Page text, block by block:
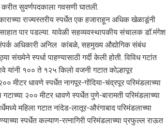
सुवर्णपदकाला गवसणी घातली.
राज्यस्तरीय स्पर्धेत एक हजाराहून अधिक खेळाडूंनी
पार पडल्या. यावेळी सहव्यवस्थापकीय संचालक डॉ.मंगेश
अधिकारी अनिल कांबळे, सहमुख्य औद्योगिक संबंध
स्पर्धा पाहण्यासाठी गर्दी केली होती. विविध गटांत
यांनी १०० ते १२५ किलो वजनी गटात कोल्हापूर
धावणे स्पर्धेत नागपूर-गोंदिया-चंद्रपूर परिमंडलाच्या
२०० मीटर धावणे स्पर्धेत पुणे-बारामती परिमंडलाच्या
महिला गटात नांदेड-लातूर-औरंगाबाद परिमंडलाच्या
स्पर्धेत कल्याण-रत्नागिरी परिमंडलाच्या प्रफुल्ल राऊत